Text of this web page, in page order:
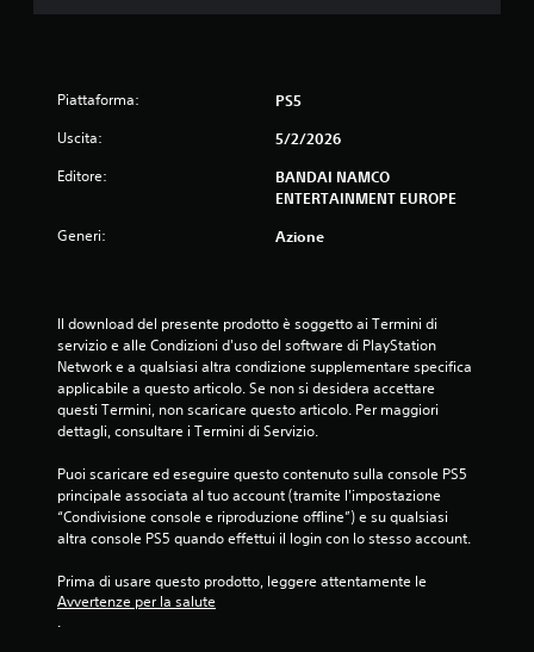
Piattaforma: PS5
Uscita: 5/2/2026
Editore:
BANDAI NAMCO
ENTERTAINMENT EUROPE
Generi: Azione
Il download del presente prodotto è soggetto ai Termini di
servizio e alle Condizioni d'uso del software di PlayStation
Network e a qualsiasi altra condizione supplementare specifica
applicabile a questo articolo. Se non si desidera accettare
questi Termini, non scaricare questo articolo. Per maggiori
dettagli, consultare i Termini di Servizio.
Puoi scaricare ed eseguire questo contenuto sulla console PS5
principale associata al tuo account (tramite l'impostazione
“Condivisione console e riproduzione offline”) e su qualsiasi
altra console PS5 quando effettui il login con lo stesso account.
Prima di usare questo prodotto, leggere attentamente le
Avvertenze per la salute
.